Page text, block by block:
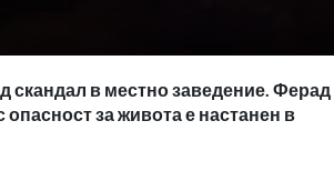
скандал в местно заведение. Ферад
опасност за живота е настанен в